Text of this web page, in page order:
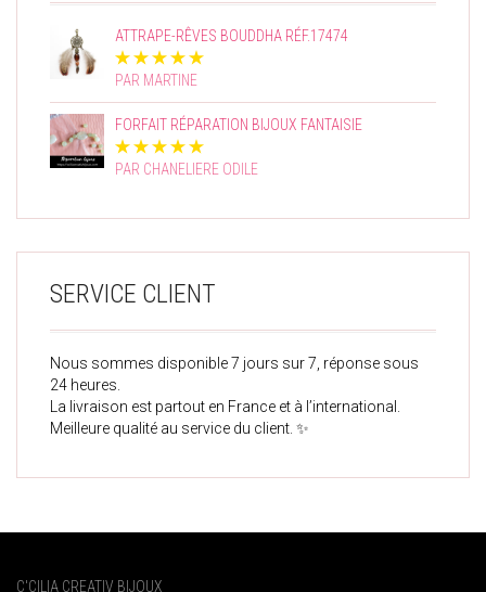
ATTRAPE-RÊVES BOUDDHA RÉF.17474
PAR MARTINE
FORFAIT RÉPARATION BIJOUX FANTAISIE
PAR CHANELIERE ODILE
SERVICE CLIENT
Nous sommes disponible 7 jours sur 7, réponse sous
24 heures.
La livraison est partout en France et à l’international.
Meilleure qualité au service du client. ✨
C'CILIA CREATIV BIJOUX